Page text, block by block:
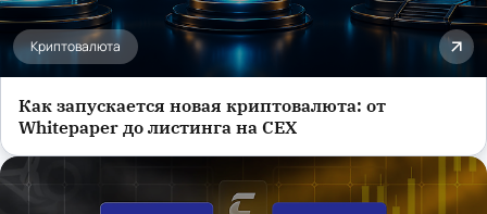
Криптовалюта
Как запускается новая криптовалюта: от
Whitepaper до листинга на CEX